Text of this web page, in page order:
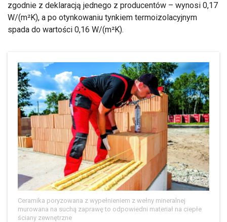
zgodnie z deklaracją jednego z producentów – wynosi 0,17
W/(m²K), a po otynkowaniu tynkiem termoizolacyjnym
spada do wartości 0,16 W/(m²K).
Ceramika poryzowana z wypełnieniem z wełny mineralnej
murowana na suchą zaprawę to odpowiedni materiał na ciepłe
ściany zewnętrzne